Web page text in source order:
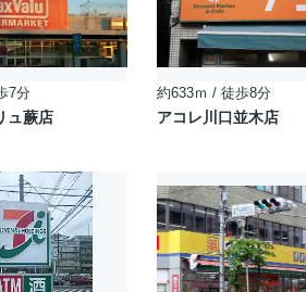
7分
ュ蕨店
約633ｍ / 徒歩8分
アコレ川口並木店